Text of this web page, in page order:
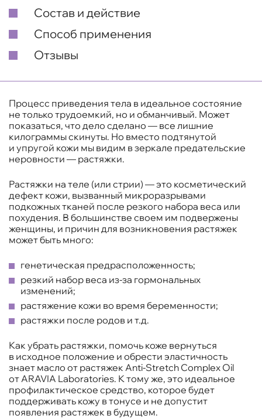
Состав и действие
Способ применения
Отзывы
Процесс приведения тела в идеальное состояние
не только трудоемкий, но и обманчивый. Может
показаться, что дело сделано — все лишние
килограммы скинуты. Но вместо подтянутой
и упругой кожи мы видим в зеркале предательские
неровности — растяжки.
Растяжки на теле (или стрии) — это косметический
дефект кожи, вызванный микроразрывами
подкожных тканей после резкого набора веса или
похудения. В большинстве своем им подвержены
женщины, и причин для возникновения растяжек
может быть много:
генетическая предрасположенность;
резкий набор веса из-за гормональных
изменений;
растяжение кожи во время беременности;
растяжки после родов и т.д.
Как убрать растяжки, помочь коже вернуться
в исходное положение и обрести эластичность
знает масло от растяжек Anti-Stretch Complex Oil
от ARAVIA Laboratories. К тому же, это идеальное
профилактическое средство, которое будет
поддерживать кожу в тонусе и не допустит
появления растяжек в будущем.